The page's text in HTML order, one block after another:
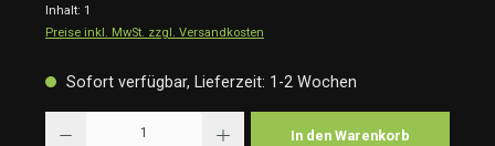
Inhalt: 1
Preise inkl. MwSt. zzgl. Versandkosten
Sofort verfügbar, Lieferzeit: 1-2 Wochen
In den Warenkorb